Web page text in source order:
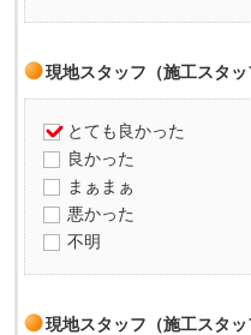
現地スタッフ（施工スタ
とても良かった
良かった
まぁまぁ
悪かった
不明
現地スタッフ（施工スタ